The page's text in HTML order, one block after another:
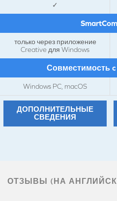
✓
только через приложение
Creative для Windows
Совместимость
Windows PC, macOS
ДОПОЛНИТЕЛЬНЫЕ
СВЕДЕНИЯ
ОТЗЫВЫ (НА